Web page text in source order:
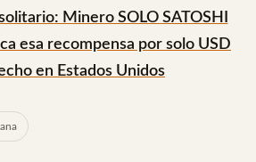
Minero SOLO SATOSHI
esa recompensa por solo USD
en Estados Unidos